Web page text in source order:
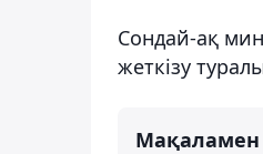
Сондай-ақ
жеткізу
Мақаламен